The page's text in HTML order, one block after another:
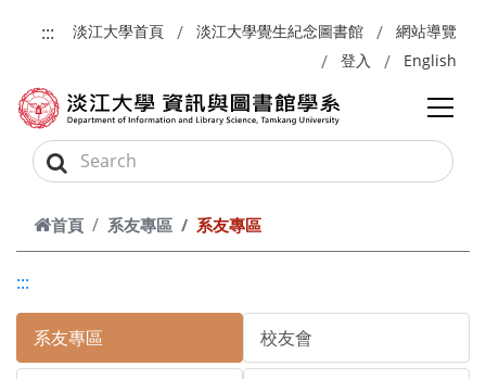
:::
淡江大學首頁 淡江大學覺生紀念圖書館
網站導覽
登入
English
首頁 系友專區 系友專區
:::
系友專區 校友會